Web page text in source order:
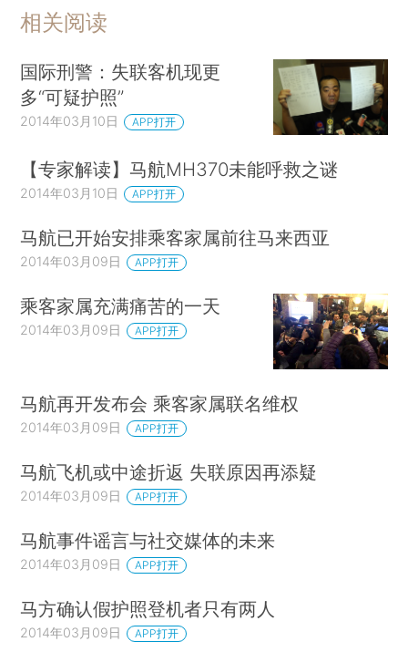
相关阅读
国际刑警：失联客机现更
多“可疑护照”
2014年03月10日 APP打开
【专家解读】马航MH370未能呼救之谜
2014年03月10日 APP打开
马航已开始安排乘客家属前往马来西亚
2014年03月09日 APP打开
乘客家属充满痛苦的一天
2014年03月09日 APP打开
马航再开发布会 乘客家属联名维权
2014年03月09日 APP打开
马航飞机或中途折返 失联原因再添疑
2014年03月09日 APP打开
马航事件谣言与社交媒体的未来
2014年03月09日 APP打开
马方确认假护照登机者只有两人
2014年03月09日 APP打开